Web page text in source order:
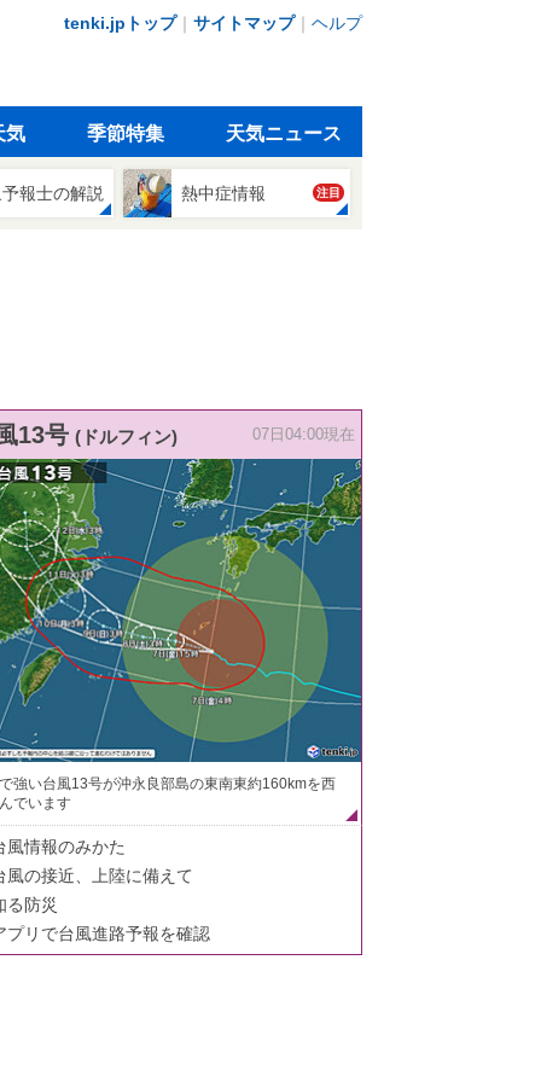
tenki.jpトップ｜ サイトマップ｜ ヘルプ
気 季節特集 天気ニュース
報士の解説 熱中症情報 注目
13号 (ドルフィン) 07日04:00現在
強い台風13号が沖永良部島の東南東約160kmを西
でいます
風情報のみかた
風の接近、上陸に備えて
る防災
プリで台風進路予報を確認